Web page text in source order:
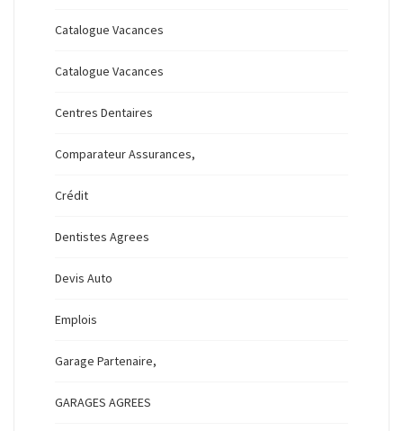
Catalogue Vacances
Catalogue Vacances
Centres Dentaires
Comparateur Assurances,
Crédit
Dentistes Agrees
Devis Auto
Emplois
Garage Partenaire,
GARAGES AGREES